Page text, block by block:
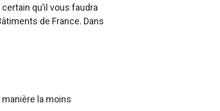
qu’il vous faudra
de France. Dans
la moins